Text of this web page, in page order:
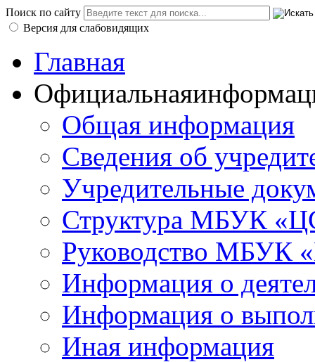
Поиск по сайту
Версия для слабовидящих
Главная
Официальная
Общая информация
Сведения об
Учредительные
Структура МБУК
Руководство МБУК
Информация о
Информация о
Иная информация